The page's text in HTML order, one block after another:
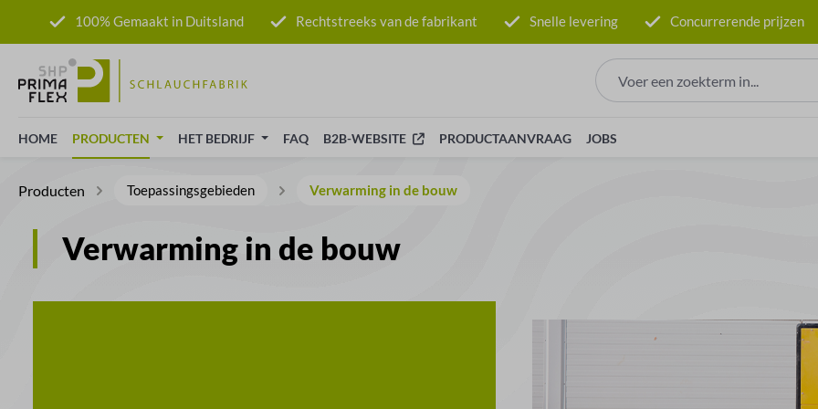
de hoofdinhoud
Ga naar de zoekopdracht
Ga naar de hoofdnavigatie
100% Gemaakt in Duitsland Rechtstreeks van de fabrikant Snelle levering Concurrerende prijzen
HOME PRODUCTEN HET BEDRIJF FAQ B2B-WEBSITE PRODUCTAANVRAAG JOBS
Producten Toepassingsgebieden Verwarming in de bouw
Verwarming in de bouw